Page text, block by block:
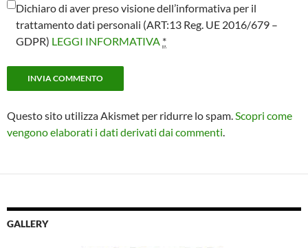
Dichiaro di aver preso visione dell’informativa per il
trattamento dati personali (ART:13 Reg. UE 2016/679 –
GDPR) LEGGI INFORMATIVA *
Questo sito utilizza Akismet per ridurre lo spam. Scopri come
vengono elaborati i dati derivati dai commenti
GALLERY